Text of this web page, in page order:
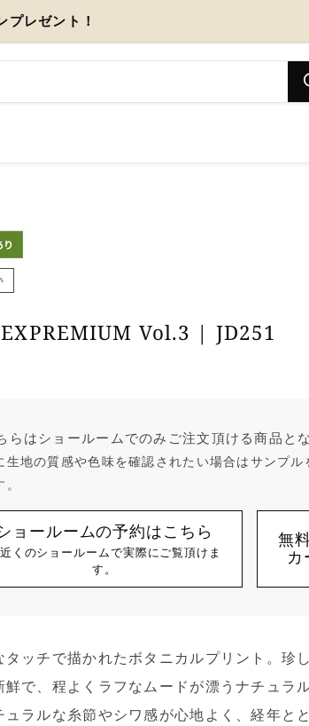
レゼント！
Vol.3 | JD251
らはショールームでのみご注文頂ける商品とな
生地の質感や色味を確認されたい場合はサンプル
。
ョールームの予約はこちら
くのショールームで実際にご覧頂けま
す。
無
カ
タッチで描かれたボタニカルプリント。珍
鮮で、程よくラフなムードが漂うナチュラ
ュラルな糸節やシワ感が心地よく、経年と